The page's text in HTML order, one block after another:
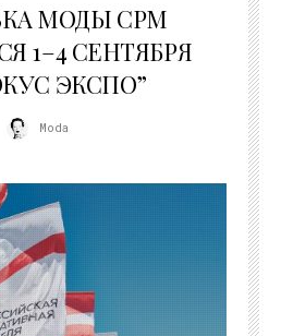
МОДЫ CPM
1–4 СЕНТЯБРЯ
ЭКСПО”
Moda